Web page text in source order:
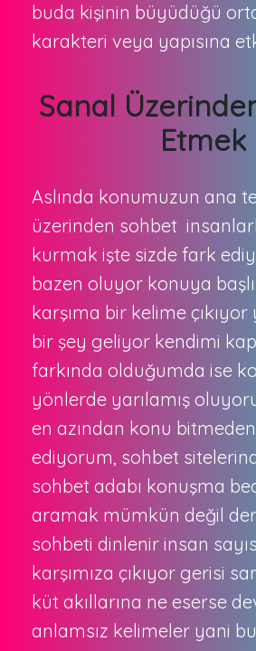
buda kişinin büyüdüğü
karakteri veya yapısına
Sanal
Etmek
Aslında konumuzun ana
üzerinden sohbet
kurmak işte sizde fark
bazen oluyor konuya
karşıma bir kelime
bir şey geliyor kendimi
farkında olduğumda ise
yönlerde yarılamış
en azından konu
ediyorum, sohbet
sohbet adabı konuşma
aramak mümkün değil
sohbeti dinlenir insan
karşımıza çıkıyor gerisi
küt akıllarına ne eserse
anlamsız kelimeler yani